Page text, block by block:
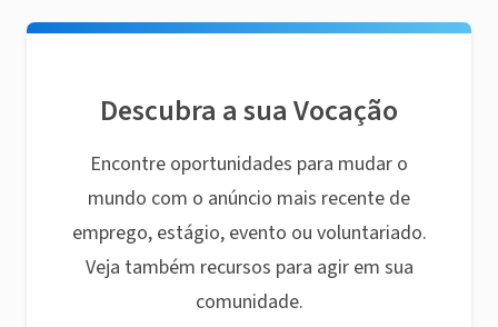
Descubra a sua Vocação
Encontre oportunidades para mudar o
mundo com o anúncio mais recente de
emprego, estágio, evento ou voluntariado.
Veja também recursos para agir em sua
comunidade.